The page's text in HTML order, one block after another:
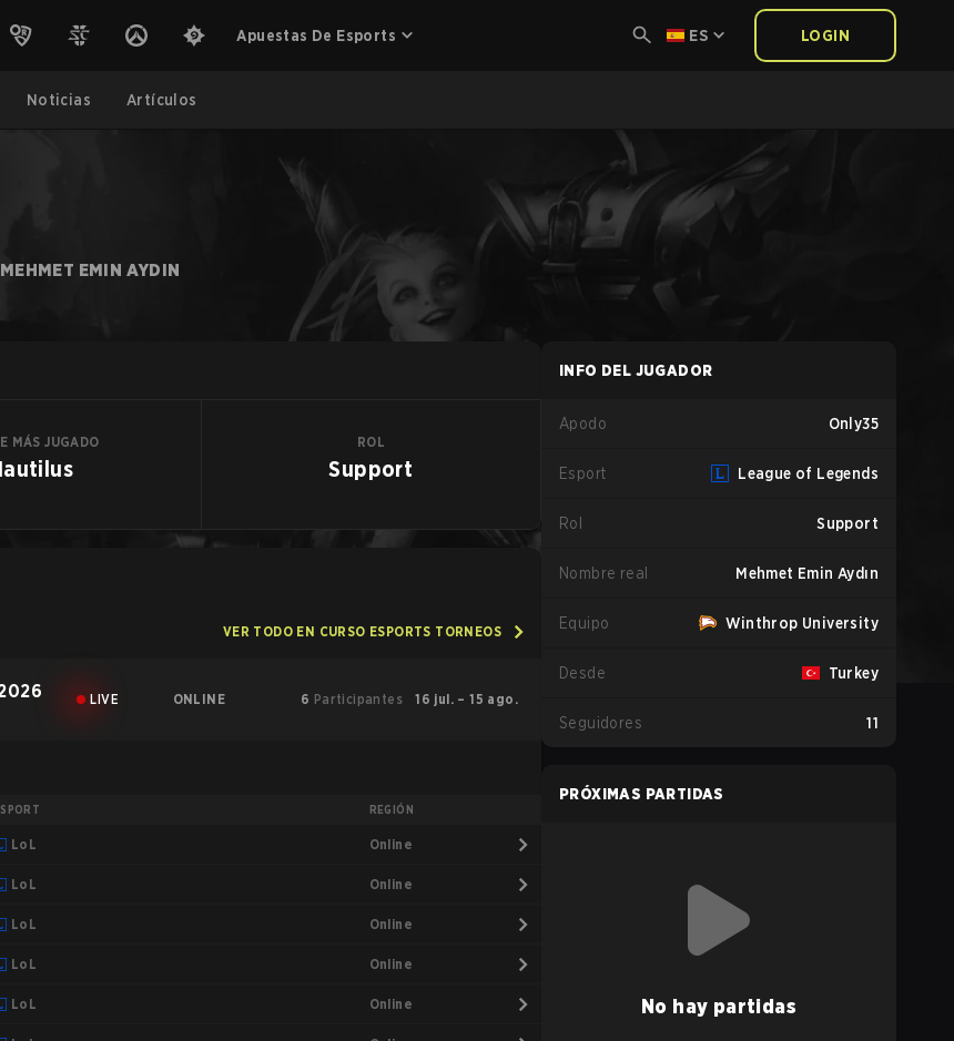
Apuestas De Esports ES LOGIN
Noticias Artículos
MEHMET EMIN AYDIN
MÁS JUGADO ROL
Support
VER TODO EN CURSO ESPORTS TORNEOS
LIVE ONLINE 6 Participantes 16 jul. – 15 ago.
REGIÓN
LoL Online
LoL Online
LoL Online
LoL Online
LoL Online
INFO DEL JUGADOR
Apodo Only35
Esport League of Legends
Rol Support
Nombre real Mehmet Emin Aydın
Equipo Winthrop University
Desde Turkey
Seguidores 11
PRÓXIMAS PARTIDAS
No hay partidas